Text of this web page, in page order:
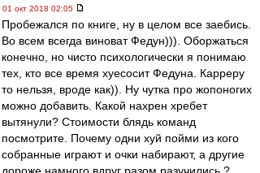
01 окт 2018 02:05
Пробежался по книге, ну в целом все заебись.
Во всем всегда виноват Федун))). Оборжаться
конечно, но чисто психологически я понимаю
тех, кто все время хуесосит Федуна. Карреру
то нельзя, вроде как)). Ну чутка про жопоногих
можно добавить. Какой нахрен хребет
вытянули? Стоимости блядь команд
посмотрите. Почему одни хуй пойми из кого
собранные играют и очки набирают, а другие